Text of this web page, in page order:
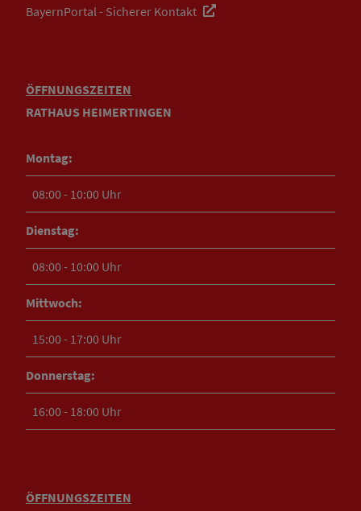
BayernPortal - Sicherer Kontakt
ÖFFNUNGSZEITEN
RATHAUS HEIMERTINGEN
Montag:
08:00 - 10:00 Uhr
Dienstag:
08:00 - 10:00 Uhr
Mittwoch:
15:00 - 17:00 Uhr
Donnerstag:
16:00 - 18:00 Uhr
ÖFFNUNGSZEITEN